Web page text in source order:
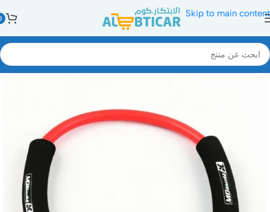
Skip to main content